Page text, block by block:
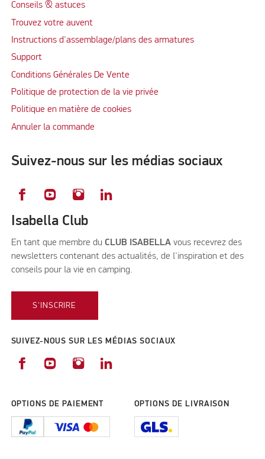
Conseils & astuces
Trouvez votre auvent
Instructions d'assemblage/plans des armatures
Support
Conditions Générales De Vente
Politique de protection de la vie privée
Politique en matière de cookies
Annuler la commande
Suivez-nous sur les médias sociaux
Isabella Club
En tant que membre du CLUB ISABELLA vous recevrez des
newsletters contenant des actualités, de l'inspiration et des
conseils pour la vie en camping.
S'INSCRIRE
SUIVEZ-NOUS SUR LES MÉDIAS SOCIAUX
OPTIONS DE PAIEMENT OPTIONS DE LIVRAISON